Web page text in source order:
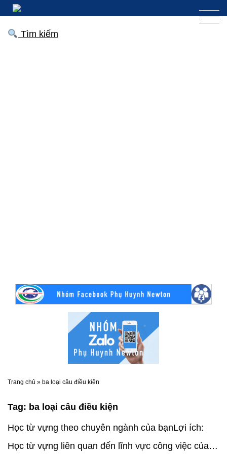
Tìm kiếm
Trang chủ » ba loại câu điều kiện
Tag: ba loại câu điều kiện
Học từ vựng theo chuyên ngành của bạnLợi ích:
Học từ vựng liên quan đến lĩnh vực công việc của